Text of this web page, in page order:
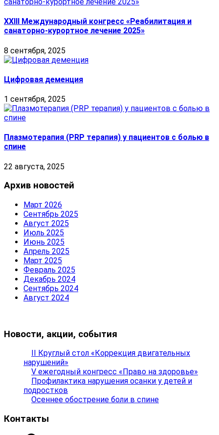
XXIII Международный конгресс «Реабилитация и
санаторно-курортное лечение 2025»
8 сентября, 2025
Цифровая деменция
1 сентября, 2025
Плазмотерапия (PRP терапия) у пациентов с болью в
спине
22 августа, 2025
Архив новостей
Март 2026
Сентябрь 2025
Август 2025
Июль 2025
Июнь 2025
Апрель 2025
Март 2025
Февраль 2025
Декабрь 2024
Сентябрь 2024
Август 2024
Новости, акции, события
II Круглый стол «Коррекция двигательных
нарушений»
V ежегодный конгресс «Право на здоровье»
Профилактика нарушения осанки у детей и
подростков
Осеннее обострение боли в спине
Контакты